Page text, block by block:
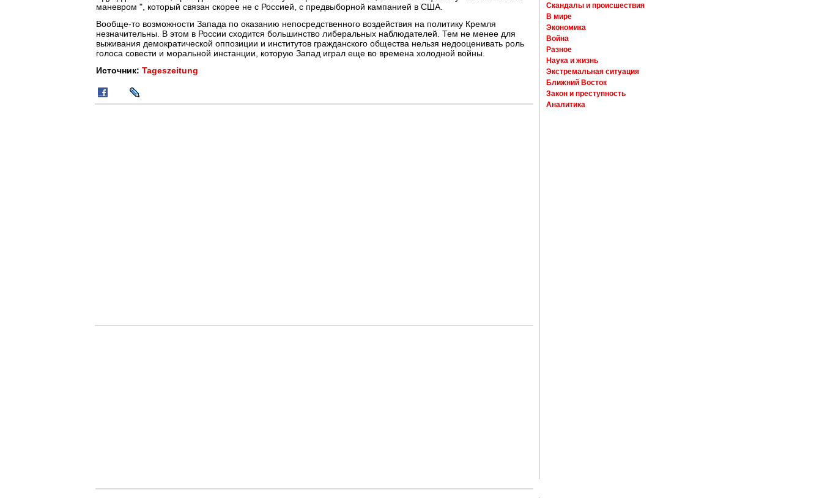
маневром ", который связан скорее не с Россией, с предвыборной кампанией в США.
Вообще-то возможности Запада по оказанию непосредственного воздействия на политику Кремля
незначительны. В этом в России сходится большинство либеральных наблюдателей. Тем не менее для
выживания демократической оппозиции и институтов гражданского общества нельзя недооценивать роль
голоса совести и моральной инстанции, которую Запад играл еще во времена холодной войны.
Источник: Tageszeitung
Скандалы и происшествия
В мире
Экономика
Война
Разное
Наука и жизнь
Экстремальная ситуация
Ближний Восток
Закон и преступность
Аналитика